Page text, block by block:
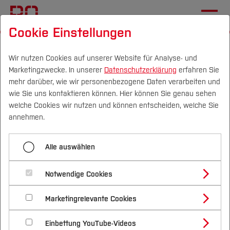
Campus Personen DE|EN Quicklinks
Studium
Studienangebote
Bachelorstudiengänge
Masterstudiengänge
Vor dem Studium
Bewerben & Einschreiben
Bewerbungsportal
Im Studium
Studienbüros und Prüfungen
Nach dem Studium
Forschung & Transfer
Profil
Forschungs- und Transferprofil
Schwerpunkte (FuT)
Beratung & Förderung
Nachhaltigkeit
Nachhaltigkeit studieren
International
Im Portrait: Miltronik GmbH
Menü aufklappen
Aufrüstung für künstliche Intelligenz
Weitermachen als Erfolgsrezept
Online-Einblicke ins Studium
Neuer Delta-Roboter am CVH
Im Portrait: Miltronik GmbH & Co.
KG
Geschäftsführer David Kimmerle gibt Auskunft
Cookie Einstellungen
Wir nutzen Cookies auf unserer Website für Analyse- und
Marketingzwecke. In unserer Datenschutzerklärung erfahren Sie
mehr darüber, wie wir personenbezogene Daten verarbeiten und
wie Sie uns kontaktieren können. Hier können Sie genau sehen
welche Cookies wir nutzen und können entscheiden, welche Sie
annehmen.
Alle auswählen
Notwendige Cookies
Marketingrelevante Cookies
Einbettung YouTube-Videos